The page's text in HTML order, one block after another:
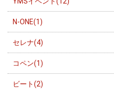
N-ONE(1)
セレナ(4)
コペン(1)
ビート(2)